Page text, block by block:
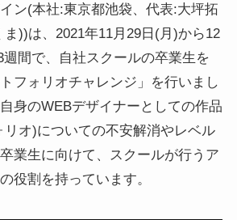
ン(本社:東京都池袋、代表:大坪拓
))は、2021年11月29日(月)から12
週間で、自社スクールの卒業生を
フォリオチャレンジ」を行いまし
身のWEBデザイナーとしての作品
オ)についての不安解消やレベル
業生に向けて、スクールが行うア
役割を持っています。